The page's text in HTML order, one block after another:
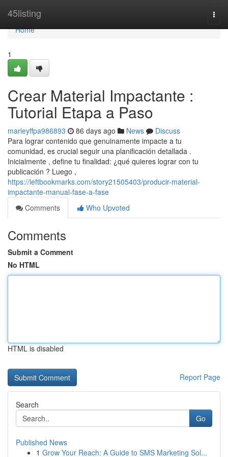
45listing
Home
Home
1
Crear Material Impactante :
Tutorial Etapa a Paso
marleyffpa986893 86 days ago News
Discuss
Para lograr contenido que genuinamente impacte a tu
comunidad, es crucial seguir una planificación detallada .
Inicialmente , define tu finalidad: ¿qué quieres lograr con tu
publicación ? Luego ,
https://leftbookmarks.com/story21505403/producir-material-
impactante-manual-fase-a-fase
Comments
Who Upvoted
Comments
Submit a Comment
No HTML
HTML is disabled
Report Page
Search
Go
Published News
1 Grow Your Reach: A Guide to SMS Marketing Sol...